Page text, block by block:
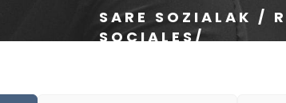
SARE SOZIALAK /
SOCIALES/